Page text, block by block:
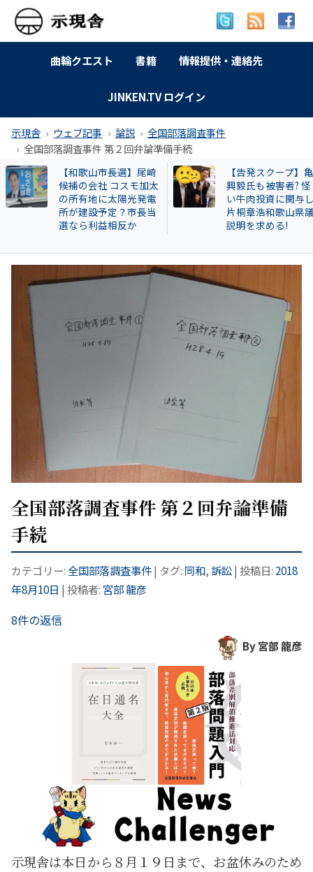
曲輪クエスト 書籍 情報提供・連絡先
JINKEN.TV ログイン
示現舎 ウェブ記事 論説
全国部落調査事件
全国部落調査事件 第２回弁論準備手続
【告発スクープ】亀田
興毅氏も被害者? 怪し
い牛肉投資に関与した
片桐章浩和歌山県議に
説明を求める!
【岐南町】セクハ
動その後 議員全員
〝謎ルール〟導入
会は混乱！現町長
撃すると…
全国部落調査事件 第２回弁論準備
手続
カテゴリー:全国部落調査事件| タグ: 同和, 訴訟| 投稿日: 2018
年8月10日 | 投稿者: 宮部 龍彦
8件の返信
By 宮部 龍彦
示現舎は本日から８月１９日まで、お盆休みのため